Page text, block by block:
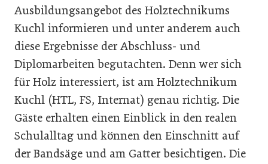
Ausbildungsangebot des Holztechnikums
Kuchl informieren und unter anderem auch
diese Ergebnisse der Abschluss- und
Diplomarbeiten begutachten. Denn wer sich
für Holz interessiert, ist am Holztechnikum
Kuchl (HTL, FS, Internat) genau richtig. Die
Gäste erhalten einen Einblick in den realen
Schulalltag und können den Einschnitt auf
der Bandsäge und am Gatter besichtigen. Die